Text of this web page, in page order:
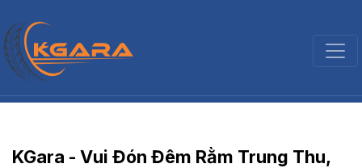
KGara - Vui Đón Đêm Rằm Trung Thu,